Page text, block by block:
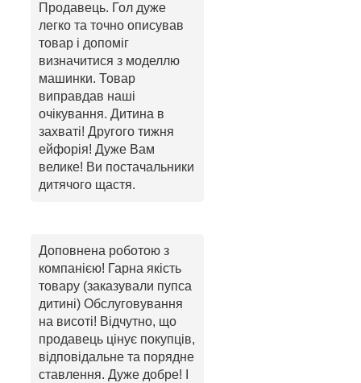
Продавець. Гол дуже
легко та точно описував
товар і допоміг
визначитися з моделлю
машинки. Товар
виправдав наші
очікування. Дитина в
захваті! Другого тижня
ейфорія! Дуже Вам
велике! Ви постачальники
дитячого щастя.
Доповнена роботою з
компанією! Гарна якість
товару (заказували пупса
дитині) Обслуговування
на висоті! Відчутно, що
продавець цінує покупців,
відповідальне та порядне
ставлення. Дуже добре! І